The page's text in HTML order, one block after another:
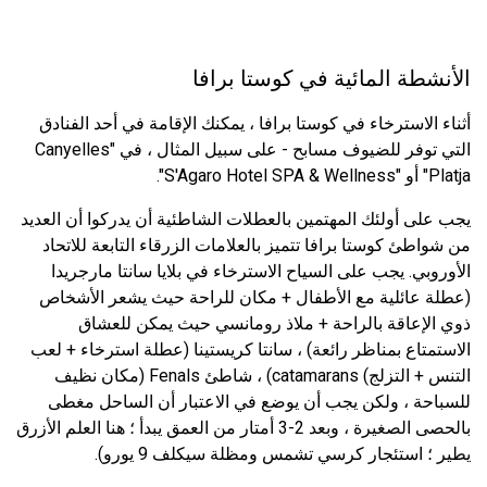
الأنشطة المائية في كوستا برافا
أثناء الاسترخاء في كوستا برافا ، يمكنك الإقامة في أحد الفنادق
التي توفر للضيوف مسابح - على سبيل المثال ، في "Canyelles
Platja" أو "S'Agaro Hotel SPA & Wellness".
يجب على أولئك المهتمين بالعطلات الشاطئية أن يدركوا أن العديد
من شواطئ كوستا برافا تتميز بالعلامات الزرقاء التابعة للاتحاد
الأوروبي. يجب على السياح الاسترخاء في بلايا سانتا مارجريدا
(عطلة عائلية مع الأطفال + مكان للراحة حيث يشعر الأشخاص
ذوي الإعاقة بالراحة + ملاذ رومانسي حيث يمكن للعشاق
الاستمتاع بمناظر رائعة) ، سانتا كريستينا (عطلة استرخاء + لعب
التنس + التزلج) catamarans) ، شاطئ Fenals (مكان نظيف
للسباحة ، ولكن يجب أن يوضع في الاعتبار أن الساحل مغطى
بالحصى الصغيرة ، وبعد 2-3 أمتار من العمق يبدأ ؛ هنا العلم الأزرق
يطير ؛ استئجار كرسي تشمس ومظلة سيكلف 9 يورو).